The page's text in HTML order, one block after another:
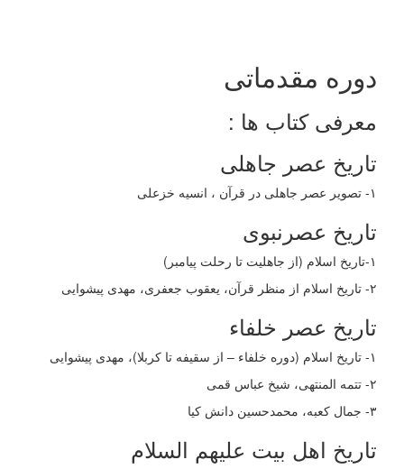
دوره مقدماتی
معرفی کتاب ها :
تاریخ عصر جاهلی
١- تصویر عصر جاهلی در قرآن ، انسیه خزعلی
تاریخ عصرنبوی
۱-تاریخ اسلام (از جاهلیت تا رحلت پیامبر)
۲- تاریخ اسلام از منظر قرآن، یعقوب جعفری، مهدی پیشوایی
تاریخ عصر خلفاء
١- تاریخ اسلام (دوره خلفاء – از سقیفه تا کربلا)، مهدی پیشوایی
۲- تتمه المنتهی، شیخ عباس قمی
۳- جمال کعبه، محمدحسین دانش کیا
تاریخ اهل بیت علیهم السلام